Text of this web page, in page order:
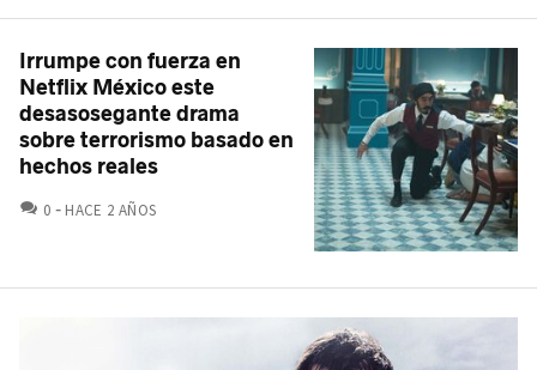
Irrumpe con fuerza en
Netflix México este
desasosegante drama
sobre terrorismo basado en
hechos reales
0 COMENTARIOS
HACE 2 AÑOS